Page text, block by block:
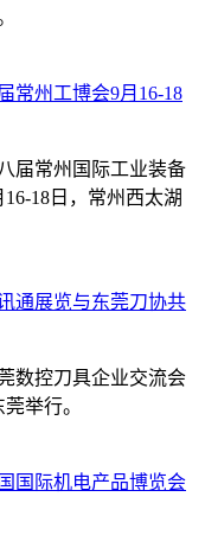
常州工博会9月16-18
届常州国际工业装备
18日，常州西太湖
通展览与东莞刀协共
数控刀具企业交流会
举行。
国际机电产品博览会